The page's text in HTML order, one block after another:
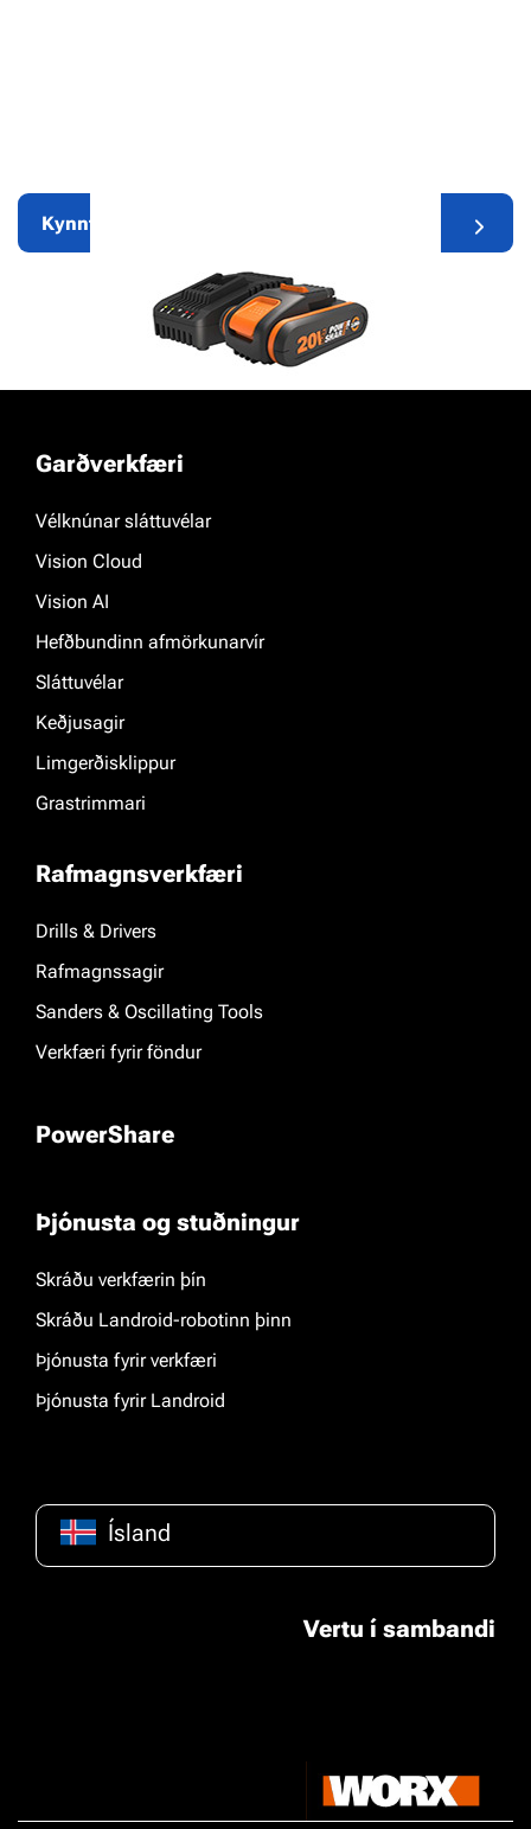
Kynntu þér nánar
Kynntu þér nánar
Garðverkfæri
Vélknúnar sláttuvélar
Vision Cloud
Vision AI
Hefðbundinn afmörkunarvír
Sláttuvélar
Keðjusagir
Limgerðisklippur
Grastrimmari
Rafmagnsverkfæri
Drills & Drivers
Rafmagnssagir
Sanders & Oscillating Tools
Verkfæri fyrir föndur
PowerShare
Þjónusta og stuðningur
Skráðu verkfærin þín
Skráðu Landroid-robotinn þinn
Þjónusta fyrir verkfæri
Þjónusta fyrir Landroid
Ísland
Vertu í sambandi